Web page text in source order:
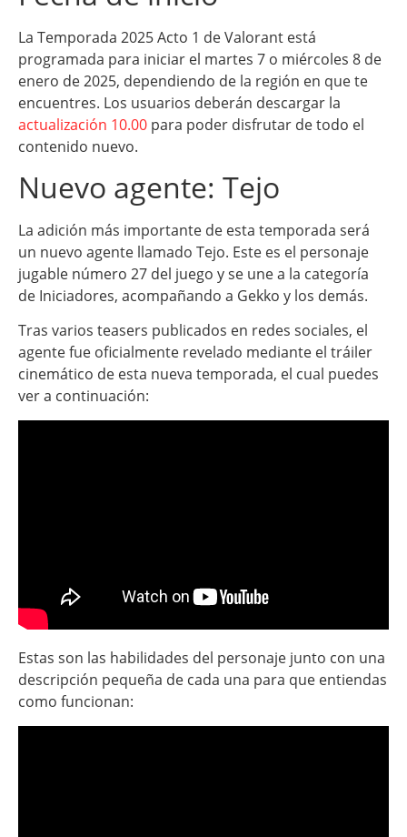
La Temporada 2025 Acto 1 de Valorant está
programada para iniciar el martes 7 o miércoles 8 de
enero de 2025, dependiendo de la región en que te
encuentres. Los usuarios deberán descargar la
actualización 10.00 para poder disfrutar de todo el
contenido nuevo.
Nuevo agente: Tejo
La adición más importante de esta temporada será
un nuevo agente llamado Tejo. Este es el personaje
jugable número 27 del juego y se une a la categoría
de Iniciadores, acompañando a Gekko y los demás.
Tras varios teasers publicados en redes sociales, el
agente fue oficialmente revelado mediante el tráiler
cinemático de esta nueva temporada, el cual puedes
ver a continuación:
Estas son las habilidades del personaje junto con una
descripción pequeña de cada una para que entiendas
como funcionan: